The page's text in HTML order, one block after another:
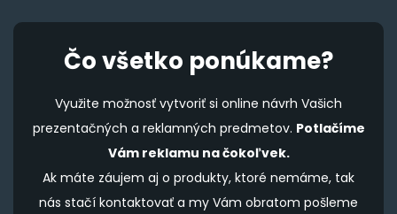
Čo všetko ponúkame?
Využite možnosť vytvoriť si online návrh Vašich
prezentačných a reklamných predmetov. Potlačíme
Vám reklamu na čokoľvek.
Ak máte záujem aj o produkty, ktoré nemáme, tak
nás stačí kontaktovať a my Vám obratom pošleme